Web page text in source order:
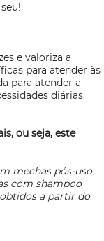
e valoriza a
para atender às
para atender a
diárias
ou seja, este
mechas pós-uso
com shampoo
a partir do